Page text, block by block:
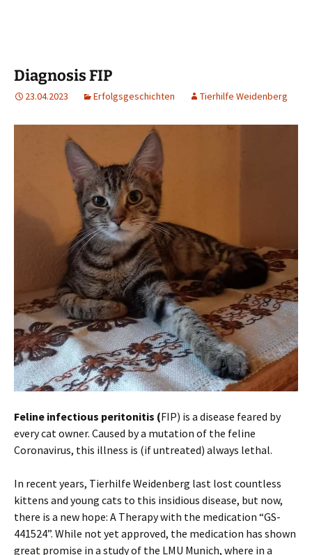
Diagnosis FIP
23.04.2023 Erfolgsgeschichten Tierhilfe Weidenberg
Feline infectious peritonitis (FIP) is a disease feared by
every cat owner. Caused by a mutation of the feline
Coronavirus, this illness is (if untreated) always lethal.
In recent years, Tierhilfe Weidenberg last lost countless
kittens and young cats to this insidious disease, but now,
there is a new hope: A Therapy with the medication “GS-
441524”. While not yet approved, the medication has shown
great promise in a study of the LMU Munich, where in a